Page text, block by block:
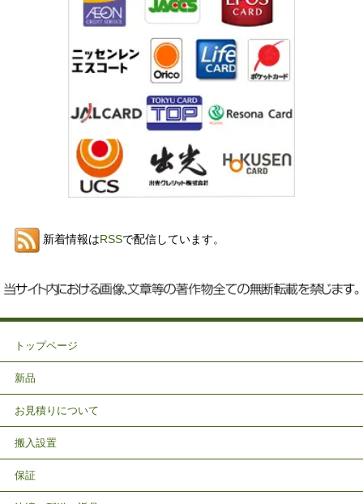
新着情報はRSSで配信しています。
トップページ
新品
お見積りについて
搬入設置
保証